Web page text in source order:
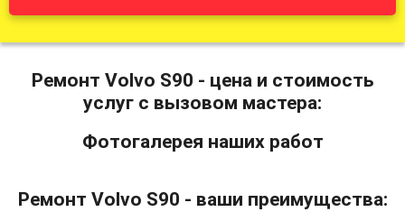
Ремонт Volvo S90 - цена и стоимость
услуг с вызовом мастера:
Фотогалерея наших работ
Ремонт Volvo S90 - ваши преимущества: